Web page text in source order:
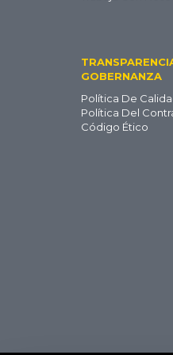
ES
GOBERNANZA
Política De
Política Del
Código Ético